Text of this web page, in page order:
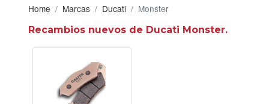
Neumáticos
Campa
Motores
Nuevos
Home Marcas Ducati Monster
Recambios nuevos de Ducati Monster.